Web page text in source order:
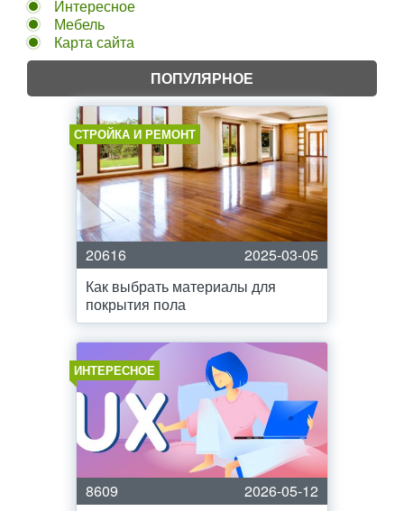
Интересное
Мебель
Карта сайта
ПОПУЛЯРНОЕ
СТРОЙКА И РЕМОНТ
20616
2025-03-05
Как выбрать материалы для
покрытия пола
ИНТЕРЕСНОЕ
8609
2026-05-12